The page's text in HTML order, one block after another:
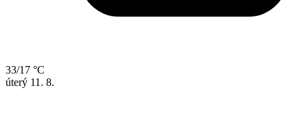
33/17 °C
úterý 11. 8.